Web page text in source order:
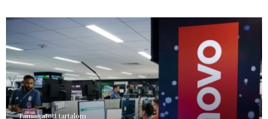
Támogatott tartalom